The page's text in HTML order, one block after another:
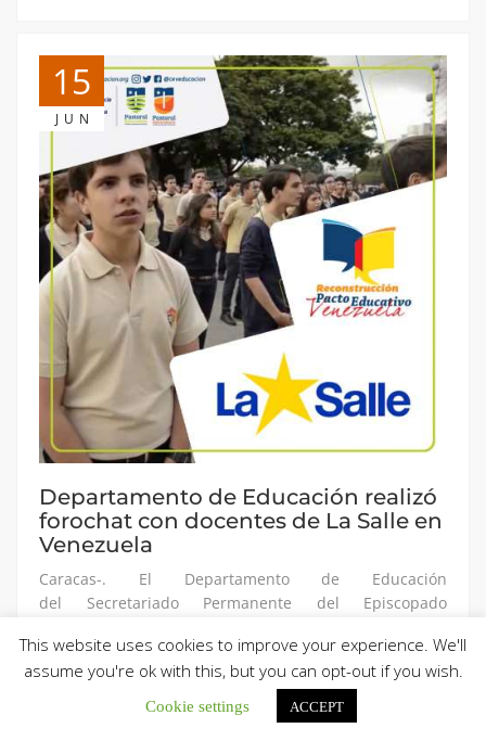
15
JUN
Departamento de Educación realizó
forochat con docentes de La Salle en
Venezuela
Caracas-. El Departamento de Educación
del Secretariado Permanente del Episcopado
en el marco de la Semana Lasallista, el Foro-Chat
“Hablemos sobre la Reconstrucción del Pacto
Educativo”, un espacio abierto a la familia de La Salle
en Venezuela con el fin de hacerlos partícipes de la
This website uses cookies to improve your experience. We'll
assume you're ok with this, but you can opt-out if you wish.
Cookie settings ACCEPT